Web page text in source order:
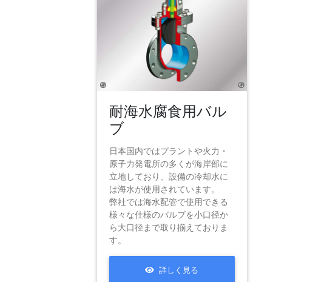
耐海水腐食用バル
ブ
日本国内ではプラントや火力・
原子力発電所の多くが海岸部に
立地しており、設備の冷却水に
は海水が使用されています。
弊社では海水配管で使用できる
様々な仕様のバルブを小口径か
ら大口径まで取り揃えておりま
す。
詳しく見る